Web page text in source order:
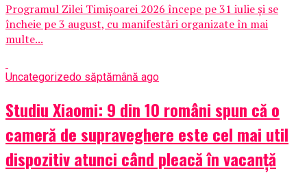
Programul Zilei Timișoarei 2026 începe pe 31 iulie și se
încheie pe 3 august, cu manifestări organizate în mai
multe...
Uncategorizedo săptămână ago
Studiu Xiaomi: 9 din 10 români spun că o
cameră de supraveghere este cel mai util
dispozitiv atunci când pleacă în vacanță